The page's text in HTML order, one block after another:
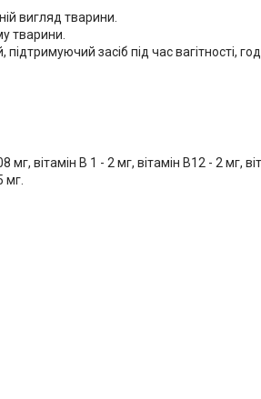
вигляд тварини.
тварини.
засіб під час вагітності,
вітамін В 1 - 2 мг, вітамін В12 - 2 мг,
мг.